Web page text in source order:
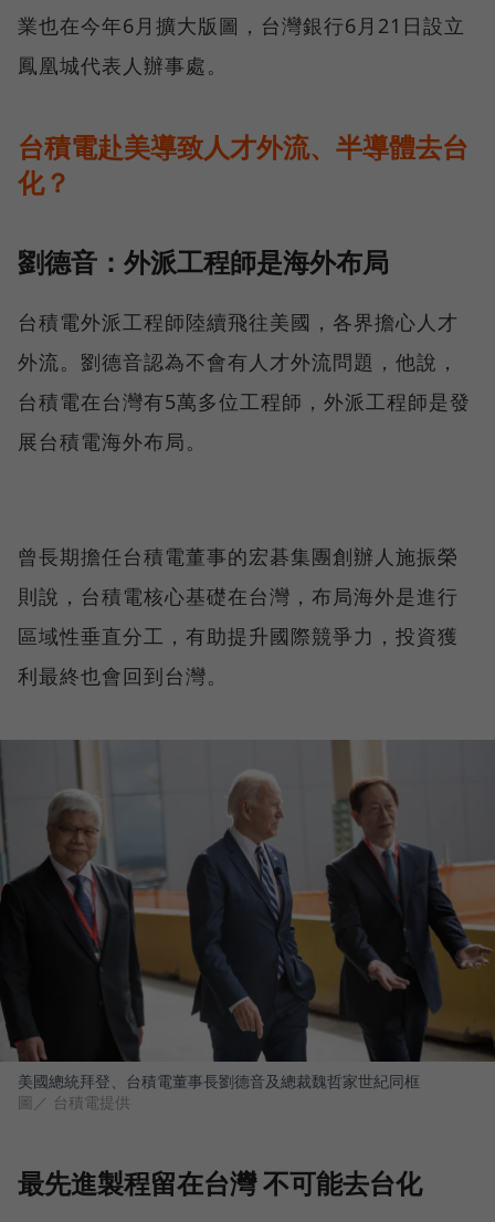
業也在今年6月擴大版圖，台灣銀行6月21日設立
鳳凰城代表人辦事處。
台積電赴美導致人才外流、半導體去台
化？
劉德音：外派工程師是海外布局
台積電外派工程師陸續飛往美國，各界擔心人才
外流。劉德音認為不會有人才外流問題，他說，
台積電在台灣有5萬多位工程師，外派工程師是發
展台積電海外布局。
曾長期擔任台積電董事的宏碁集團創辦人施振榮
則說，台積電核心基礎在台灣，布局海外是進行
區域性垂直分工，有助提升國際競爭力，投資獲
利最終也會回到台灣。
美國總統拜登、台積電董事長劉德音及總裁魏哲家世紀同框
圖／ 台積電提供
最先進製程留在台灣 不可能去台化